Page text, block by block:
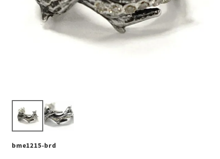
bme1215-brd